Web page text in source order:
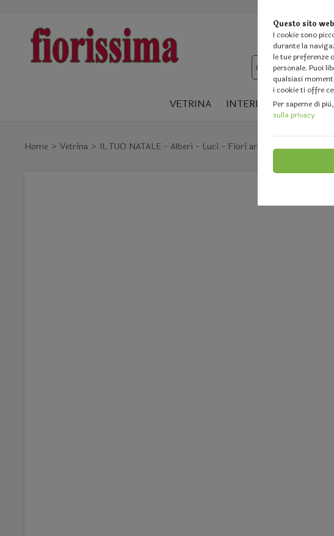
Questo sito
I cookie sono
durante la
le tue
personale. Puoi
qualsiasi
i cookie ti offre
Per saperne di
sulla privacy
VETRINA INTERIOR DESIGN
Home Vetrina IL TUO NATALE - Alberi - Luci - Fiori artificiali - Palline e